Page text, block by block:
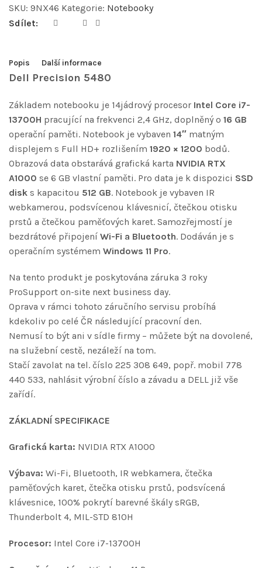
SKU: 9NX46 Kategorie: Notebooky
Sdílet:
Popis Další informace
Dell Precision 5480
Základem notebooku je 14jádrový procesor Intel Core i7-
13700H pracující na frekvenci 2,4 GHz, doplněný o 16 GB
operační paměti. Notebook je vybaven 14″ matným
displejem s Full HD+ rozlišením 1920 × 1200 bodů.
Obrazová data obstarává grafická karta NVIDIA RTX
A1000 se 6 GB vlastní paměti. Pro data je k dispozici SSD
disk s kapacitou 512 GB. Notebook je vybaven IR
webkamerou, podsvícenou klávesnicí, čtečkou otisku
prstů a čtečkou paměťových karet. Samozřejmostí je
bezdrátové připojení Wi-Fi a Bluetooth. Dodáván je s
operačním systémem Windows 11 Pro.
Na tento produkt je poskytována záruka 3 roky
ProSupport on-site next business day.
Oprava v rámci tohoto záručního servisu probíhá
kdekoliv po celé ČR následující pracovní den.
Nemusí to být ani v sídle firmy – můžete být na dovolené,
na služební cestě, nezáleží na tom.
Stačí zavolat na tel. číslo 225 308 649, popř. mobil 778
440 533, nahlásit výrobní číslo a závadu a DELL již vše
zařídí.
ZÁKLADNÍ SPECIFIKACE
Grafická karta: NVIDIA RTX A1000
Výbava: Wi-Fi, Bluetooth, IR webkamera, čtečka
paměťových karet, čtečka otisku prstů, podsvícená
klávesnice, 100% pokrytí barevné škály sRGB,
Thunderbolt 4, MIL-STD 810H
Procesor: Intel Core i7-13700H